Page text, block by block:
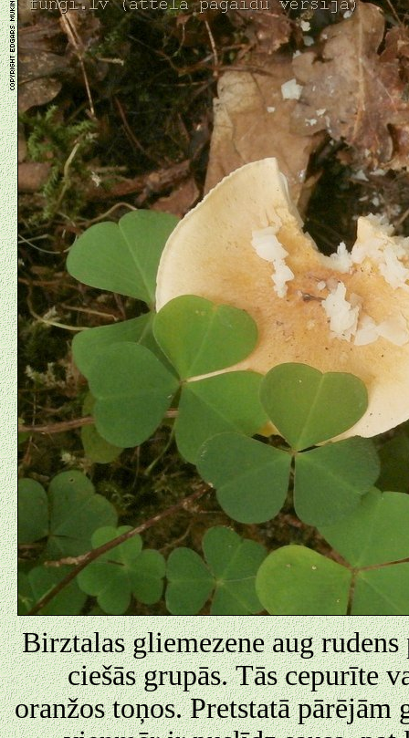
Birztalas gliemezene aug
ciešās grupās. Tās cepurīte
oranžos toņos. Pretstatā